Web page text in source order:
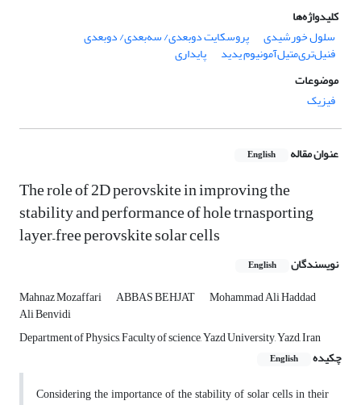
کلیدواژه‌ها
سلول خورشیدی
پروسکایت دوبعدی/ سه‌بعدی/ دوبعدی
فنیل‌تری‌متیل‌آمونیوم یدید
پایداری
موضوعات
فیزیک
عنوان مقاله English
The role of 2D perovskite in improving the
stability and performance of hole trnasporting
layer–free perovskite solar cells
نویسندگان English
Mahnaz Mozaffari ABBAS BEHJAT Mohammad Ali Haddad
Ali Benvidi
Department of Physics, Faculty of science, Yazd University, Yazd, Iran
چکیده
English
Considering the importance of the stability of solar cells in their